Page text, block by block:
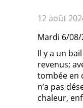
12 août
Mardi 6/08/
Il y a un
revenus;
tombée en
n’a pas
chaleur,